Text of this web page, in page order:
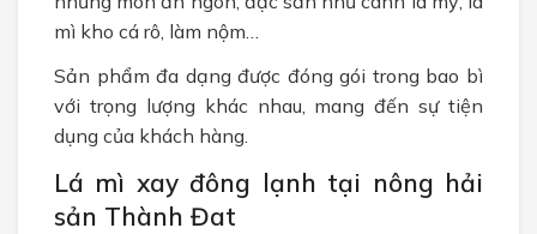
mì kho cá rô, làm nộm…
Sản phẩm đa dạng được đóng gói trong bao bì
với trọng lượng khác nhau, mang đến sự tiện
dụng của khách hàng.
Lá mì xay đông lạnh tại nông hải
sản Thành Đat